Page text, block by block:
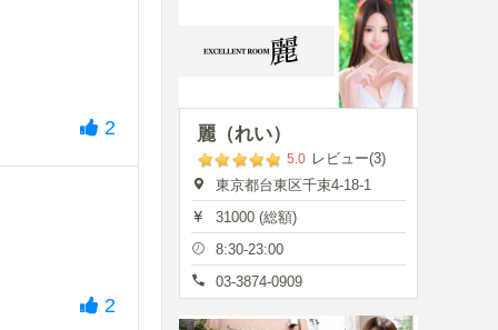
2
2
麗（れい）
5.0 レビュー(3)
東京都台東区千束4-18-1
31000 (総額)
8:30-23:00
03-3874-0909